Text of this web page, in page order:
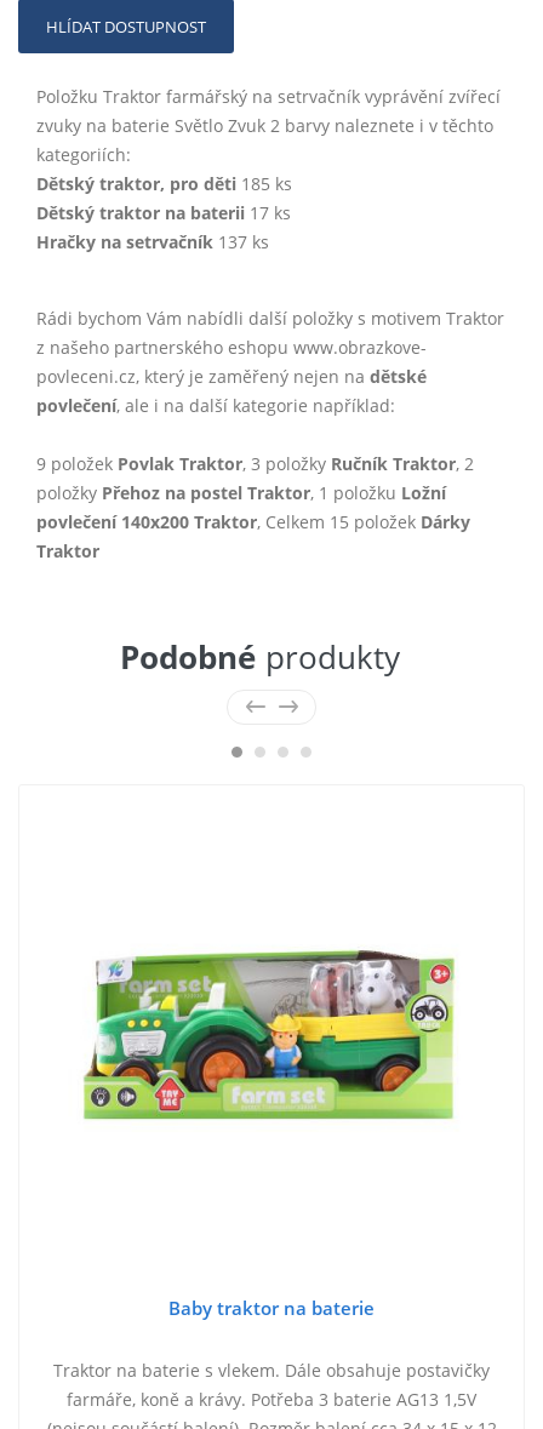
HLÍDAT DOSTUPNOST
Položku Traktor farmářský na setrvačník vyprávění zvířecí
zvuky na baterie Světlo Zvuk 2 barvy naleznete i v těchto
kategoriích:
Dětský traktor, pro děti 185 ks
Dětský traktor na baterii 17 ks
Hračky na setrvačník 137 ks
Rádi bychom Vám nabídli další položky s motivem Traktor
z našeho partnerského eshopu www.obrazkove-
povleceni.cz, který je zaměřený nejen na dětské
povlečení, ale i na další kategorie například:
9 položek Povlak Traktor, 3 položky Ručník Traktor, 2
položky Přehoz na postel Traktor, 1 položku Ložní
povlečení 140x200 Traktor, Celkem 15 položek Dárky
Traktor
Podobné produkty
Baby traktor na baterie
Traktor na baterie s vlekem. Dále obsahuje postavičky
farmáře, koně a krávy. Potřeba 3 baterie AG13 1,5V